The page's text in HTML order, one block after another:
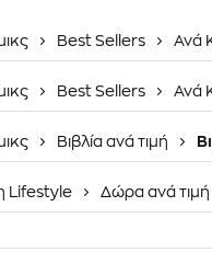
Best Sellers Ανά
Best Sellers Ανά
Βιβλία ανά τιμή
Lifestyle Δώρα ανά τιμή